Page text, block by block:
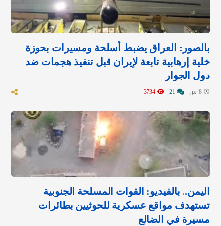
بالصور: العراق يضبط أسلحة ومسيرات بحوزة
خلية إرهابية تابعة لإيران قبل تنفيذ هجمات ضد
دول الجوار
اليمن.. بالفيديو: القوات المسلحة الجنوبية
تستهدف مواقع عسكرية للحوثيين بطائرات
مسيرة في الضالع